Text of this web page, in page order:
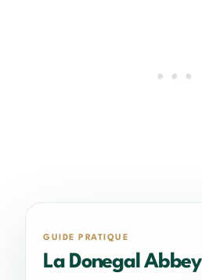
GUIDE PRATIQUE
La Donegal Abbey